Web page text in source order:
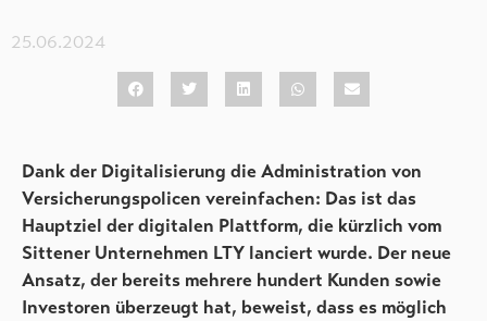
25.06.2024
Dank der Digitalisierung die Administration von
Versicherungspolicen vereinfachen: Das ist das
Hauptziel der digitalen Plattform, die kürzlich vom
Sittener Unternehmen LTY lanciert wurde. Der neue
Ansatz, der bereits mehrere hundert Kunden sowie
Investoren überzeugt hat, beweist, dass es möglich